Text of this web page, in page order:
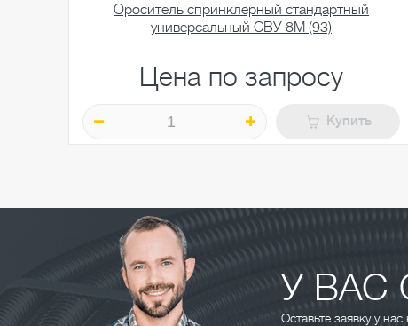
Ороситель спринклерный стандартный
универсальный СВУ-8М (93)
Цена по запросу
Купить
У ВАС
Оставьте заявку у